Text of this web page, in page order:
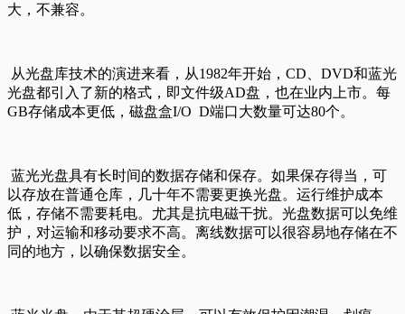
大，不兼容。
从光盘库技术的演进来看，从1982年开始，CD、DVD和蓝光
光盘都引入了新的格式，即文件级AD盘，也在业内上市。每
GB存储成本更低，磁盘盒I/O D端口大数量可达80个。
蓝光光盘具有长时间的数据存储和保存。如果保存得当，可
以存放在普通仓库，几十年不需要更换光盘。运行维护成本
低，存储不需要耗电。尤其是抗电磁干扰。光盘数据可以免维
护，对运输和移动要求不高。离线数据可以很容易地存储在不
同的地方，以确保数据安全。